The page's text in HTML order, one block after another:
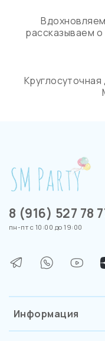
рассказываем
Информация
8 (916) 527 78
пн-пт с 10:00 до 19:00